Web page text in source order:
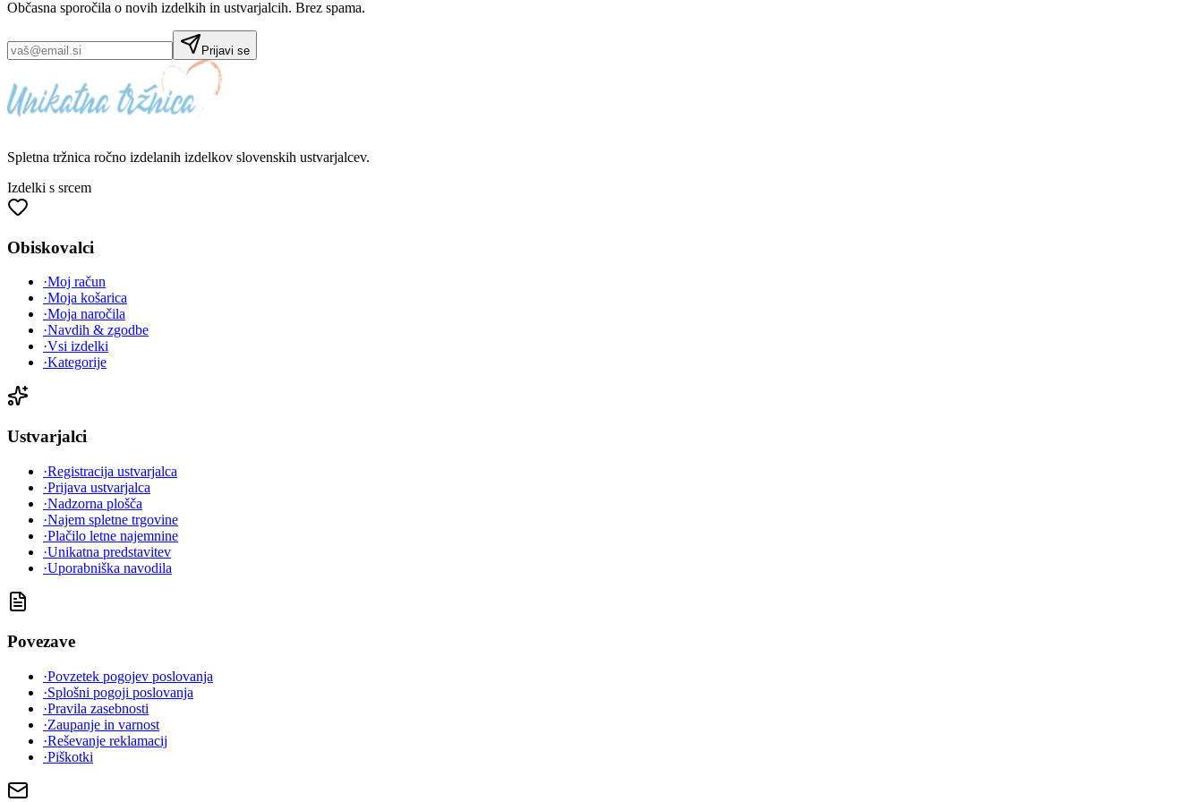
Občasna sporočila o novih izdelkih in ustvarjalcih. Brez spama.
Prijavi se
Spletna tržnica ročno izdelanih izdelkov slovenskih ustvarjalcev.
Izdelki s srcem
Obiskovalci
·Moj račun
·Moja košarica
·Moja naročila
·Navdih & zgodbe
·Vsi izdelki
·Kategorije
Ustvarjalci
·Registracija ustvarjalca
·Prijava ustvarjalca
·Nadzorna plošča
·Najem spletne trgovine
·Plačilo letne najemnine
·Unikatna predstavitev
·Uporabniška navodila
Povezave
·Povzetek pogojev poslovanja
·Splošni pogoji poslovanja
·Pravila zasebnosti
·Zaupanje in varnost
·Reševanje reklamacij
·Piškotki